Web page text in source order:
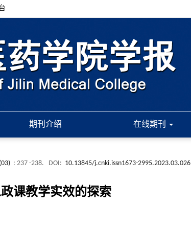
期刊介绍 在线期刊
: 237 -238. DOI: 10.13845/j.cnki.issn1673-2995.2023.03.026
课教学实效的探索